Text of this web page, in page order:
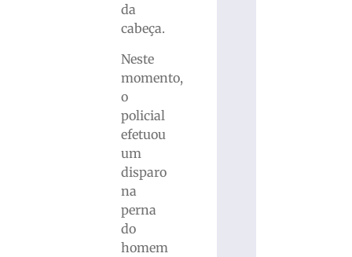
da
cabeça.
Neste
momento,
o
policial
efetuou
um
disparo
na
perna
do
homem